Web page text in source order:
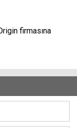
firmasına